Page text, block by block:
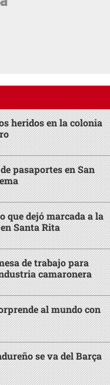
heridos en la colonia
pasaportes en San
que dejó marcada a la
Santa Rita
de trabajo para
camaronera
al mundo con
se va del Barça